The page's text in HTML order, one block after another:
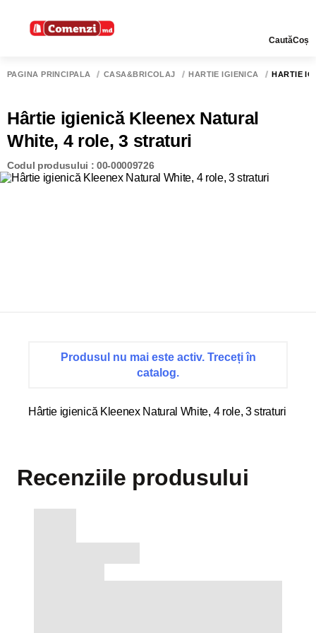
CautăCoș
PAGINA PRINCIPALĂ CASĂ&BRICOLAJ HÂRTIE IGIENICĂ HÂRTIE
Hârtie igienică Kleenex Natural
White, 4 role, 3 straturi
Codul produsului : 00-00009726
Produsul nu mai este activ. Treceți în
catalog.
Hârtie igienică Kleenex Natural White, 4 role, 3 straturi
Recenziile produsului